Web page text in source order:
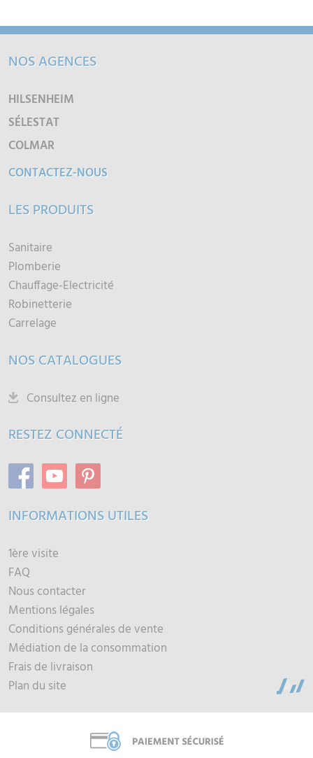
NOS AGENCES
HILSENHEIM
SÉLESTAT
COLMAR
CONTACTEZ-NOUS
LES PRODUITS
Sanitaire
Plomberie
Chauffage-Electricité
Robinetterie
Carrelage
NOS CATALOGUES
Consultez en ligne
RESTEZ CONNECTÉ
INFORMATIONS UTILES
1ère visite
FAQ
Nous contacter
Mentions légales
Conditions générales de vente
Médiation de la consommation
Frais de livraison
Plan du site